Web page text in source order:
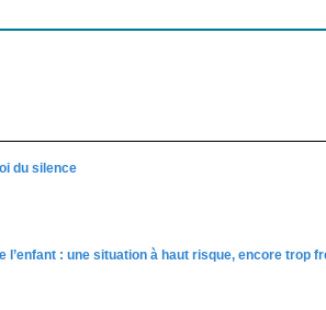
du silence
l’enfant : une situation à haut risque, encore trop